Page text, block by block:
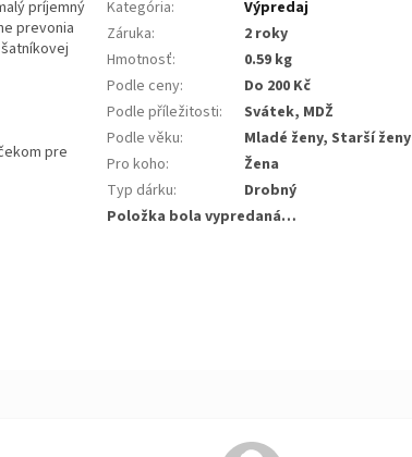
príjemný
prevonia
pre
Kategória:
Výpredaj
Záruka:
2 roky
Hmotnosť:
0.59 kg
Podle ceny:
Do 200 Kč
Podle příležitosti:
Svátek, MDŽ
Podle věku:
Mladé ženy, Starší ženy
Pro koho:
Žena
Typ dárku:
Drobný
Položka bola vypredaná…